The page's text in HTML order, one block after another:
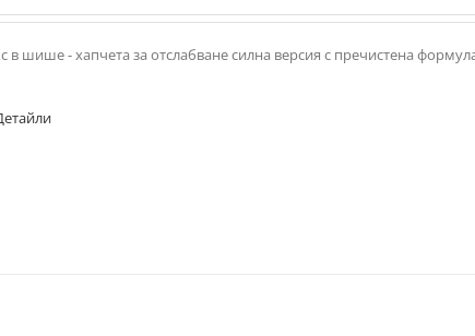
шише - хапчета за отслабване силна версия с пречистена